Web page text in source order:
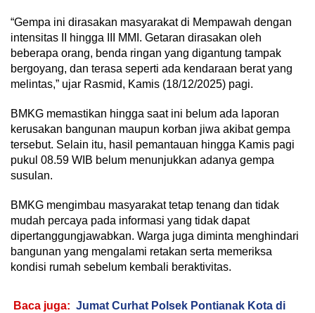
“Gempa ini dirasakan masyarakat di Mempawah dengan
intensitas II hingga III MMI. Getaran dirasakan oleh
beberapa orang, benda ringan yang digantung tampak
bergoyang, dan terasa seperti ada kendaraan berat yang
melintas,” ujar Rasmid, Kamis (18/12/2025) pagi.
BMKG memastikan hingga saat ini belum ada laporan
kerusakan bangunan maupun korban jiwa akibat gempa
tersebut. Selain itu, hasil pemantauan hingga Kamis pagi
pukul 08.59 WIB belum menunjukkan adanya gempa
susulan.
BMKG mengimbau masyarakat tetap tenang dan tidak
mudah percaya pada informasi yang tidak dapat
dipertanggungjawabkan. Warga juga diminta menghindari
bangunan yang mengalami retakan serta memeriksa
kondisi rumah sebelum kembali beraktivitas.
Baca juga: Jumat Curhat Polsek Pontianak Kota di